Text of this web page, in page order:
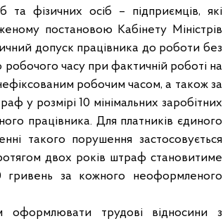
та фізичних осіб – підприємців, які
постановою Кабінету Міністрів
допуск працівника до роботи без
часу при фактичній роботі на
робочим часом, а також за
у розмірі 10 мінімальних заробітних
працівника. Для платників єдиного
такого порушення застосовується
двох років штраф становитиме
гривень за кожного неоформленого
оформлювати трудові відносини з